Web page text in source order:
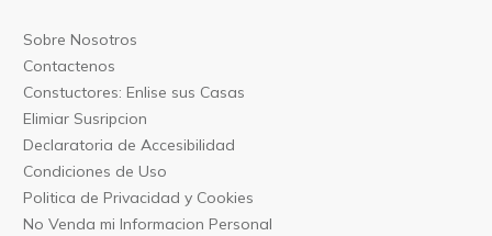
Sobre Nosotros
Contactenos
Constuctores: Enlise sus Casas
Elimiar Susripcion
Declaratoria de Accesibilidad
Condiciones de Uso
Politica de Privacidad y Cookies
No Venda mi Informacion Personal